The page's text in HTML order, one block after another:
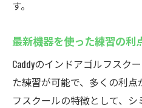
す。
最新機器を使った練習の利
Caddyのインドアゴルフスク
た練習が可能で、多くの利
フスクールの特徴として、